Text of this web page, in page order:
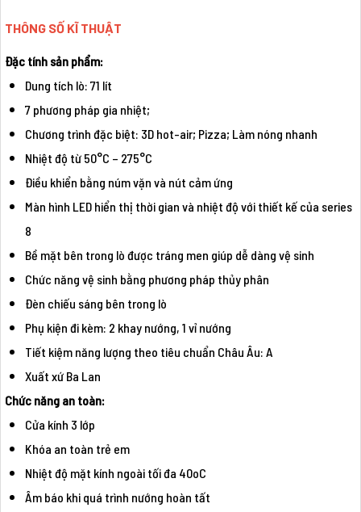
THÔNG SỐ KĨ THUẬT
Đặc tính sản phẩm:
Dung tích lò: 71 lít
7 phương pháp gia nhiệt;
Chương trình đặc biệt: 3D hot-air; Pizza; Làm nóng nhanh
Nhiệt độ từ 50°C – 275°C
Điều khiển bằng núm vặn và nút cảm ứng
Màn hình LED hiển thị thời gian và nhiệt độ với thiết kế của series
8
Bề mặt bên trong lò được tráng men giúp dễ dàng vệ sinh
Chức năng vệ sinh bằng phương pháp thủy phân
Đèn chiếu sáng bên trong lò
Phụ kiện đi kèm: 2 khay nướng, 1 vỉ nướng
Tiết kiệm năng lượng theo tiêu chuẩn Châu Âu: A
Xuất xứ Ba Lan
Chức năng an toàn:
Cửa kính 3 lớp
Khóa an toàn trẻ em
Nhiệt độ mặt kính ngoài tối đa 40oC
Âm báo khi quá trình nướng hoàn tất